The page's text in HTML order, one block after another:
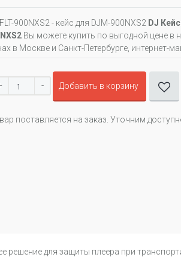
900NXS2 - кейс для DJM-900NXS2 DJ
Вы можете купить по выгодной цене в
в Москве и Санкт-Петербурге, интернет-
- Добавить в корзину
поставляется на заказ. Уточним
решение для защиты плеера при